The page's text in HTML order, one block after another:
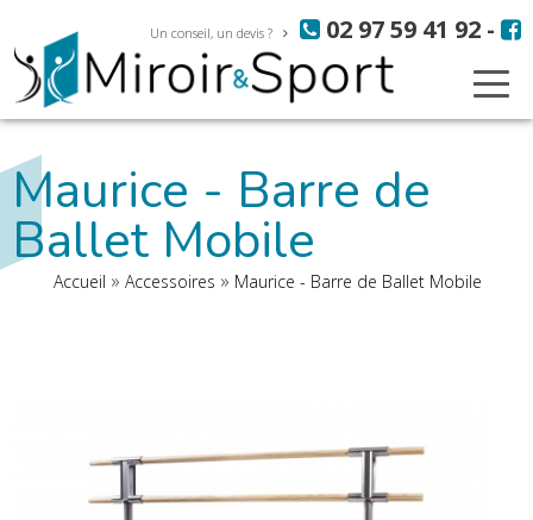
contenu
principal
Un conseil, un devis ? 02 97 59 41 92 -
Maurice - Barre de
Ballet Mobile
Fil
Accueil Accessoires Maurice - Barre de Ballet Mobile